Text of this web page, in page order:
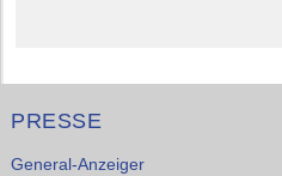
PRESSE
General-Anzeiger